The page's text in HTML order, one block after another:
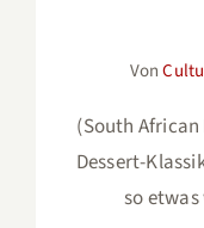
Von
(South
Dessert-
so